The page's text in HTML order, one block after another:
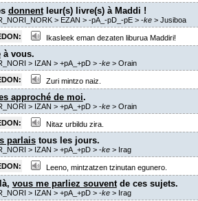
donnentleur(s) livre(s) à Maddi !
> EZAN > -pA_-pD_-pE> -ke> Jusiboa
Ikasleek eman dezaten liburua Maddiri!
à vous.
> IZAN > +pA_+pD> -ke> Orain
Zuri mintzo naiz.
approché de moi.
> IZAN > +pA_+pD> -ke> Orain
Nitaz urbildu zira.
parlaistous les jours.
> IZAN > +pA_+pD> -ke> Irag
Leeno, mintzatzen tzinutan egunero.
vous me parliez souventde ces sujets.
> IZAN > +pA_+pD> -ke> Irag